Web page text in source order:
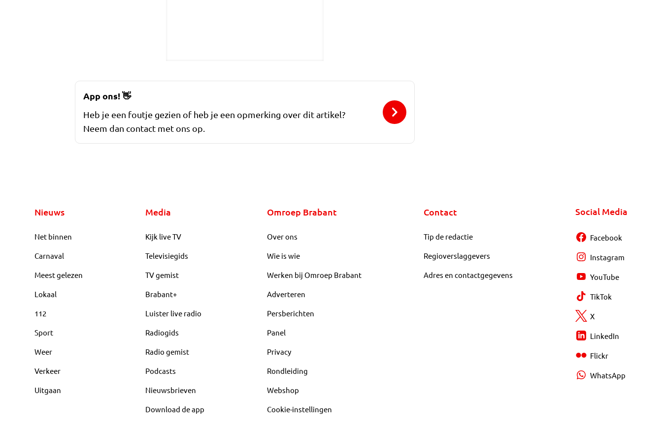
App ons!👋
Heb je een foutje gezien of heb je een opmerking over dit artikel?
Neem dan contact met ons op.
Nieuws
Net binnen
Carnaval
Meest gelezen
Lokaal
112
Sport
Weer
Verkeer
Uitgaan
Media
Kijk live TV
Televisiegids
TV gemist
Brabant+
Luister live radio
Radiogids
Radio gemist
Podcasts
Nieuwsbrieven
Download de app
Omroep Brabant
Over ons
Wie is wie
Werken bij Omroep Brabant
Adverteren
Persberichten
Panel
Privacy
Rondleiding
Webshop
Cookie-instellingen
Contact
Tip de redactie
Regioverslaggevers
Adres en contactgegevens
Social Media
Facebook
Instagram
YouTube
TikTok
X
LinkedIn
Flickr
WhatsApp